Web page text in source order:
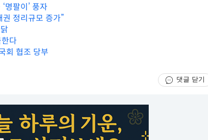
명팔이’ 풍자
정리규모 증가”
다
회 협조 당부
댓글 닫기